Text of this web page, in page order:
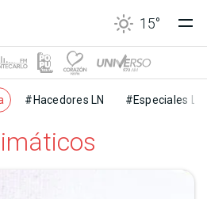
15°
#Hacedores LN #Especiales LN